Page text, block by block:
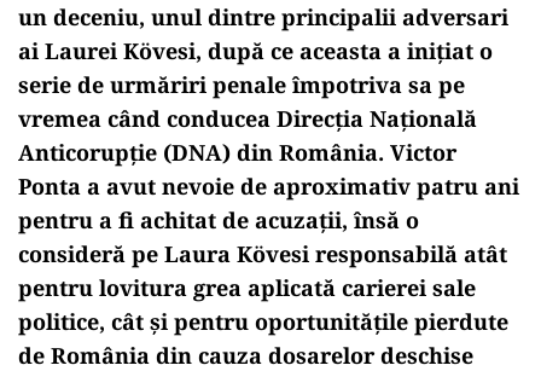
un deceniu, unul dintre principalii adversari
ai Laurei Kövesi, după ce aceasta a inițiat o
serie de urmăriri penale împotriva sa pe
vremea când conducea Direcția Națională
Anticorupție (DNA) din România. Victor
Ponta a avut nevoie de aproximativ patru ani
pentru a fi achitat de acuzații, însă o
consideră pe Laura Kövesi responsabilă atât
pentru lovitura grea aplicată carierei sale
politice, cât și pentru oportunitățile pierdute
de România din cauza dosarelor deschise